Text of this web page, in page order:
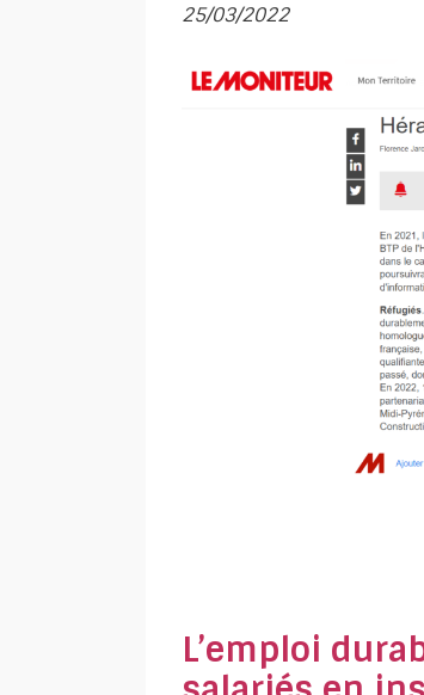
25/03/2022
L’emploi